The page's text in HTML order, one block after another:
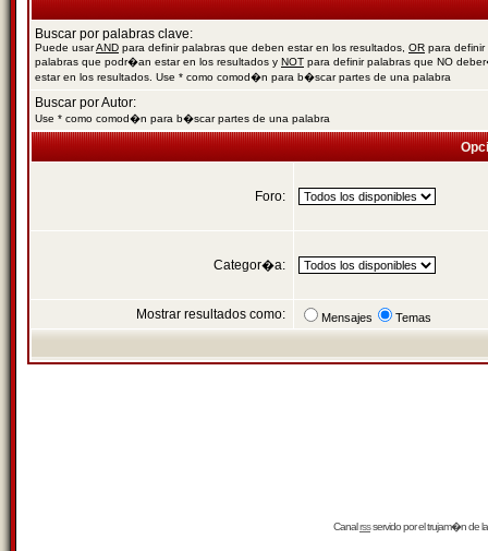
Buscar por palabras clave:
Puede usarAND para definir palabras que deben estar en los resultados, OR para definir
palabras que podr�an estar en los resultados y NOT para definir palabras que NO
estar en los resultados. Use * como comod�n para b�scar partes de una palabra
Buscar por Autor:
Use * como comod�n para b�scar partes de una palabra
Foro:
Categor�a:
Mostrar resultados como: Mensajes Temas
Canalrssservido por eltrujam�nde